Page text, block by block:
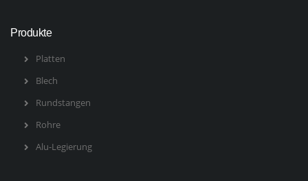
Produkte
Platten
Blech
Rundstangen
Rohre
Alu-Legierung